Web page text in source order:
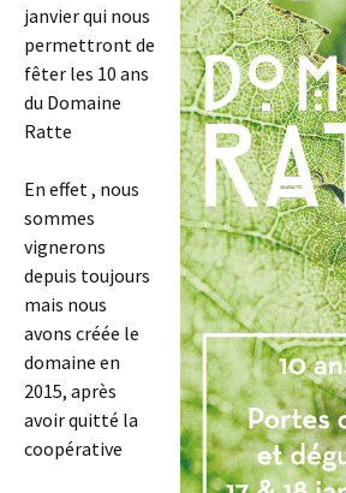
janvier qui nous
permettront de
fêter les 10 ans
du Domaine
Ratte
En effet , nous
sommes
vignerons
depuis toujours
mais nous
avons créée le
domaine en
2015, après
avoir quitté la
coopérative